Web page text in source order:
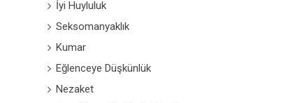
İyi Huyluluk
Seksomanyaklık
Kumar
Eğlenceye Düşkünlük
Nezaket